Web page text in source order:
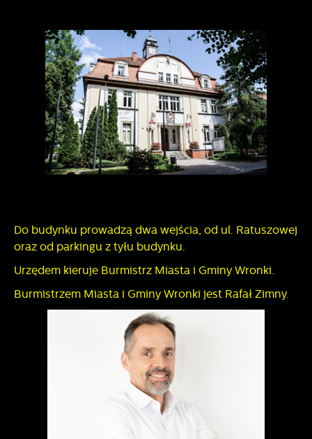
Do budynku prowadzą dwa wejścia, od ul. Ratuszowej
oraz od parkingu z tyłu budynku.
Urzędem kieruje Burmistrz Miasta i Gminy Wronki.
Burmistrzem Miasta i Gminy Wronki jest Rafał Zimny.